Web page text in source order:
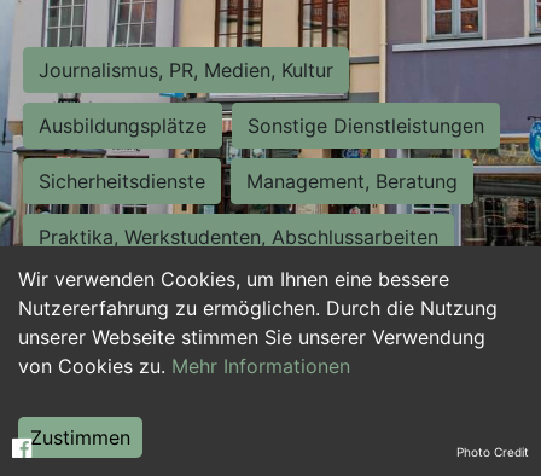
Wir verwenden Cookies, um Ihnen eine bessere
Nutzererfahrung zu ermöglichen. Durch die Nutzung
unserer Webseite stimmen Sie unserer Verwendung
von Cookies zu. Mehr Informationen
Zustimmen
Journalismus, PR, Medien, Kultur
Ausbildungsplätze Sonstige Dienstleistungen
Sicherheitsdienste Management, Beratung
Praktika, Werkstudenten, Abschlussarbeiten
Personalwesen Assistenz, Sekretariat
Hilfskräfte, Aushilfs- und Nebenjobs
Weiterbildung, Studium, duale Ausbildung Photo Credit